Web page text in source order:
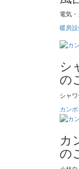
電気
暖房
シ
の
シャ
カン
カ
の